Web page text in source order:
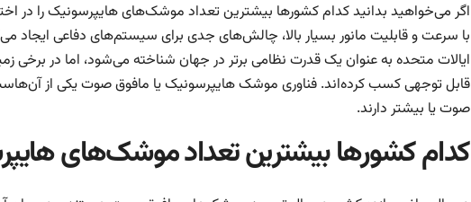
اگر می‌خواهید بدانید کدام کشورها بیشترین تعداد موشک‌های هایپرسونیک را در
با سرعت و قابلیت مانور بسیار بالا، چالش‌های جدی برای سیستم‌های دفاعی ایجاد
ایالات متحده به عنوان یک قدرت نظامی برتر در جهان شناخته می‌شود، اما در برخی
قابل توجهی کسب کرده‌اند. فناوری موشک هایپرسونیک یا مافوق صوت یکی از
صوت یا بیشتر دارند.
کدام کشورها بیشترین تعداد موشک‌های